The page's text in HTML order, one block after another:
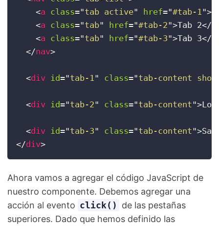
<a class="tab active" href="#tab-1">
<a class="tab" href="#tab-2">Tab 2</
<a class="tab" href="#tab-3">Tab 3</
</nav>
<div id="tab-1" class="tab-content show
<div id="tab-2" class="tab-content">
<div id="tab-3" class="tab-content">
</div>
Ahora vamos a agregar el código JavaScript de
nuestro componente. Debemos agregar una
acción al evento click()
de las pestañas
superiores. Dado que hemos definido las